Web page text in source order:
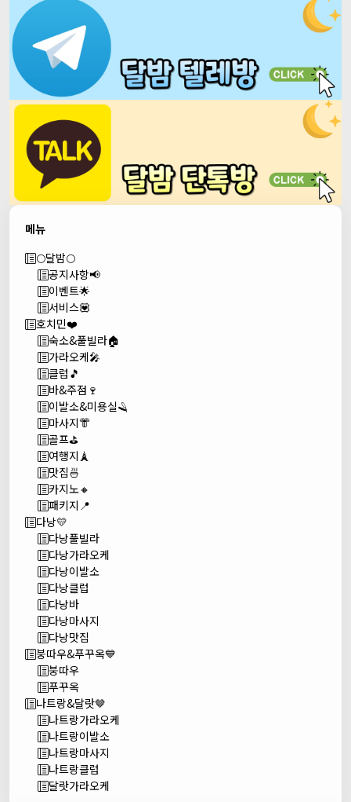
메뉴
🌕달밤🌕
공지사항📢
이벤트🌟
서비스💟
호치민❤️
숙소&풀빌라🏠
가라오케🎤
클럽🎵
바&주점🍷
이발소&미용실🪒
마사지👘
골프⛳
여행지🗼
맛집🍜
카지노🔸
패키지📍
다낭💛
다낭풀빌라
다낭가라오케
다낭이발소
다낭클럽
다낭바
다낭마사지
다낭맛집
붕따우&푸꾸옥💙
붕따우
푸꾸옥
나트랑&달랏🤎
나트랑가라오케
나트랑이발소
나트랑마사지
나트랑클럽
달랏가라오케